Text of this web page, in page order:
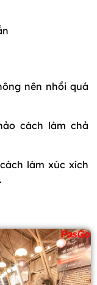
nên nhồi quá
cách làm chả
làm xúc xích